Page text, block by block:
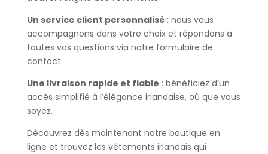
Un service client personnalisé: nous vous
accompagnons dans votre choix et répondons à
toutes vos questions via notre formulaire de
contact.
Une livraison rapide et fiable : bénéficiez d’un
accès simplifié à l’élégance irlandaise, où que vous
soyez.
Découvrez dès maintenant notre boutique en
ligne et trouvez les vêtements irlandais qui